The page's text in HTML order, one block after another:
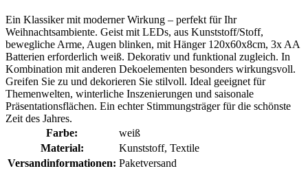
Ein Klassiker mit moderner Wirkung – perfekt für Ihr
Weihnachtsambiente. Geist mit LEDs, aus Kunststoff/Stoff,
bewegliche Arme, Augen blinken, mit Hänger 120x60x8cm, 3x AA
Batterien erforderlich weiß. Dekorativ und funktional zugleich. In
Kombination mit anderen Dekoelementen besonders wirkungsvoll.
Greifen Sie zu und dekorieren Sie stilvoll. Ideal geeignet für
Themenwelten, winterliche Inszenierungen und saisonale
Präsentationsflächen. Ein echter Stimmungsträger für die schönste
Zeit des Jahres.
Farbe:
weiß
Material:
Kunststoff, Textile
Versandinformationen: Paketversand